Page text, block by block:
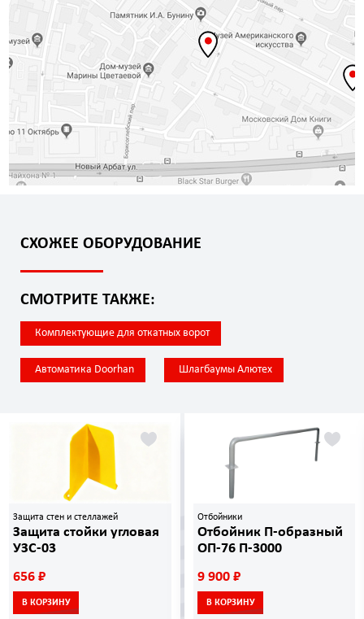
СХОЖЕЕ ОБОРУДОВАНИЕ
СМОТРИТЕ ТАКЖЕ:
Комплектующие для откатных ворот
Автоматика Doorhan Шлагбаумы Алютех
Защита стен и стеллажей
Защита стойки угловая
УЗС-03
656 ₽
В КОРЗИНУ
Отбойники
Отбойник П-образный
ОП-76 П-3000
9 900 ₽
В КОРЗИНУ